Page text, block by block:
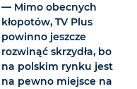
— Mimo obecnych
kłopotów, TV Plus
powinno jeszcze
rozwinąć skrzydła, bo
na polskim rynku jest
na pewno miejsce na